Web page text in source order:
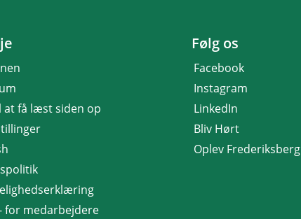
få læst siden op
for medarbejdere
Følg os
Facebook
Instagram
LinkedIn
Bliv Hørt
Oplev Frederiksberg